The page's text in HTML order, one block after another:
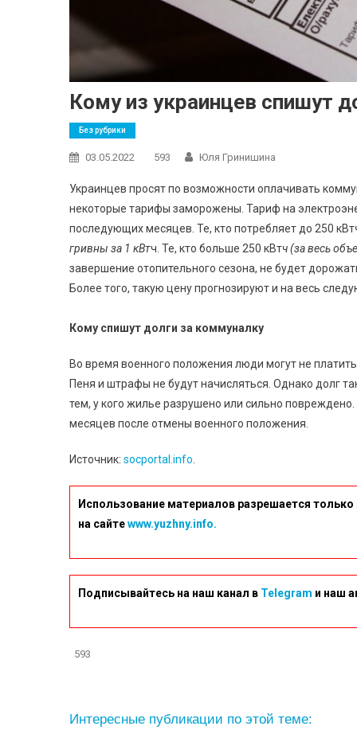
Кому из украинцев спишут
Без рубрики
03.05.2022 593 Юля Гринишина
Украинцев просят по возможности оплачивать
некоторые тарифы заморожены. Тариф на
последующих месяцев. Те, кто потребляет до 250 кВт
гривны за 1 кВтч. Те, кто больше 250 кВтч (за весь
завершение отопительного сезона, не будет
Более того, такую цену прогнозируют и на весь
Кому спишут долги за коммуналку
Во время военного положения люди могут не
Пеня и штрафы не будут начисляться. Однако долг
тем, у кого жилье разрушено или сильно
месяцев после отмены военного положения.
Источник: socportal.info
Использование материалов разрешается
на сайтеwww.yuzhny.info.
Подписывайтесь на наш канал в Telegram и наш
593
Интересные публикации по этой теме: